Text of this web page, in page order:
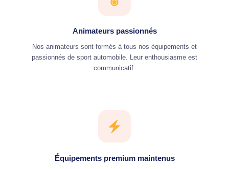
Animateurs passionnés
Nos animateurs sont formés à tous nos équipements et
passionnés de sport automobile. Leur enthousiasme est
communicatif.
Équipements premium maintenus